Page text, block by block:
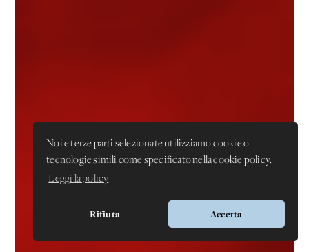
Noi e terze parti selezionate utilizziamo cookie o
tecnologie simili come specificato nella cookie policy.
Leggi la policy
Rifiuta Accetta